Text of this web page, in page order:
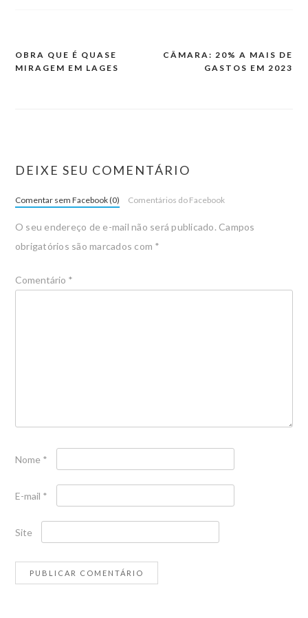
OBRA QUE É QUASE
MIRAGEM EM LAGES
CÂMARA: 20% A MAIS DE
GASTOS EM 2023
DEIXE SEU COMENTÁRIO
Comentar sem Facebook (0) Comentários do Facebook
O seu endereço de e-mail não será publicado. Campos
obrigatórios são marcados com *
Comentário *
Nome *
E-mail *
Site